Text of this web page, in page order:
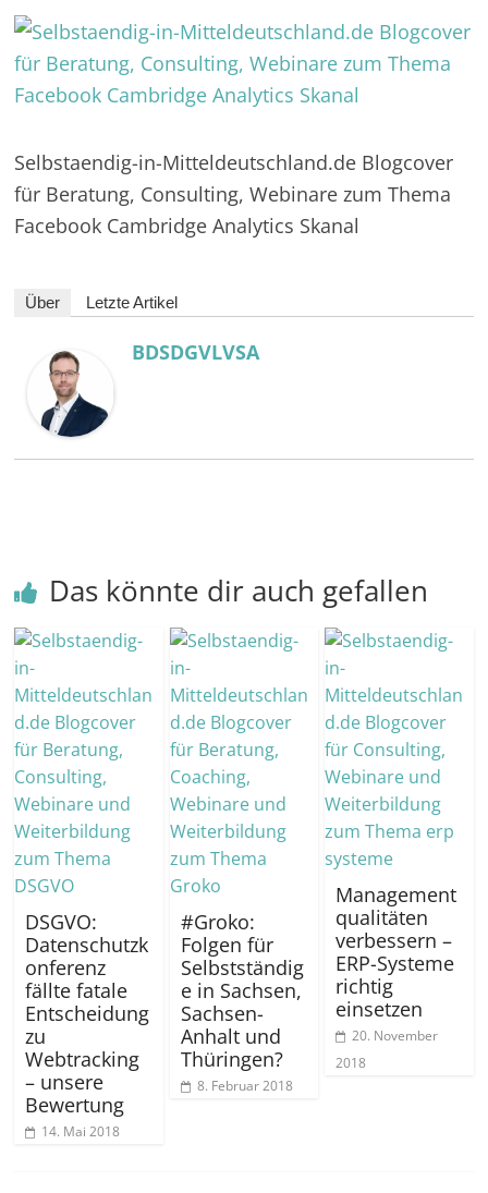
Selbstaendig-in-Mitteldeutschland.de Blogcover
für Beratung, Consulting, Webinare zum Thema
Facebook Cambridge Analytics Skanal
Über Letzte Artikel
BDSDGVLVSA
Das könnte dir auch gefallen
DSGVO:
Datenschutzk
onferenz
fällte fatale
Entscheidung
zu
Webtracking
– unsere
Bewertung
14. Mai 2018
#Groko:
Folgen für
Selbstständig
e in Sachsen,
Sachsen-
Anhalt und
Thüringen?
8. Februar 2018
Management
qualitäten
verbessern –
ERP-Systeme
richtig
einsetzen
20. November
2018